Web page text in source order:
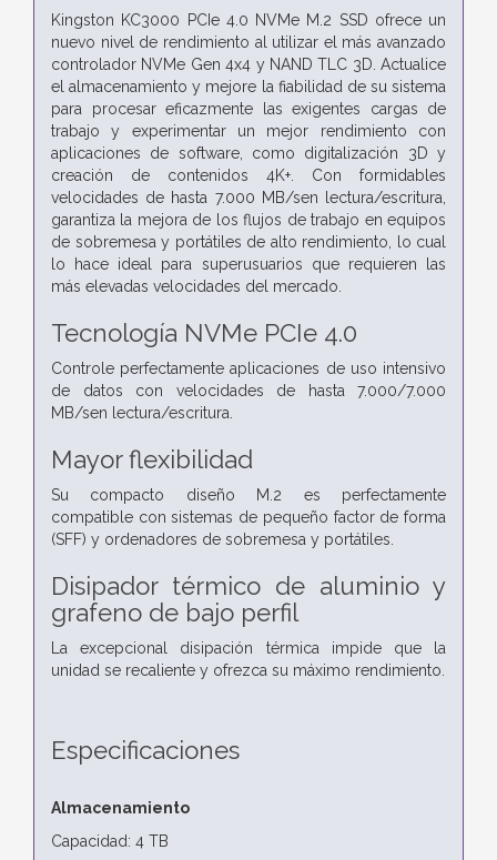
Kingston KC3000 PCIe 4.0 NVMe M.2 SSD ofrece un
nuevo nivel de rendimiento al utilizar el más avanzado
controlador NVMe Gen 4x4 y NAND TLC 3D. Actualice
el almacenamiento y mejore la fiabilidad de su sistema
para procesar eficazmente las exigentes cargas de
trabajo y experimentar un mejor rendimiento con
aplicaciones de software, como digitalización 3D y
creación de contenidos 4K+. Con formidables
velocidades de hasta 7.000 MB/sen lectura/escritura,
garantiza la mejora de los flujos de trabajo en equipos
de sobremesa y portátiles de alto rendimiento, lo cual
lo hace ideal para superusuarios que requieren las
más elevadas velocidades del mercado.
Tecnología NVMe PCIe 4.0
Controle perfectamente aplicaciones de uso intensivo
de datos con velocidades de hasta 7.000/7.000
MB/sen lectura/escritura.
Mayor flexibilidad
Su compacto diseño M.2 es perfectamente
compatible con sistemas de pequeño factor de forma
(SFF) y ordenadores de sobremesa y portátiles.
Disipador térmico de aluminio y
grafeno de bajo perfil
La excepcional disipación térmica impide que la
unidad se recaliente y ofrezca su máximo rendimiento.
Especificaciones
Almacenamiento
Capacidad: 4 TB